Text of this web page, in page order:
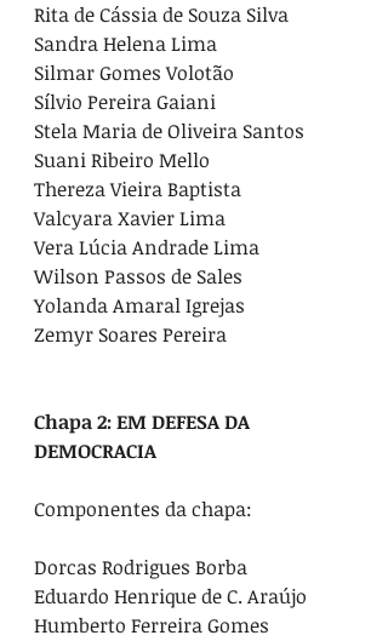
Rita de Cássia de Souza Silva
Sandra Helena Lima
Silmar Gomes Volotão
Sílvio Pereira Gaiani
Stela Maria de Oliveira Santos
Suani Ribeiro Mello
Thereza Vieira Baptista
Valcyara Xavier Lima
Vera Lúcia Andrade Lima
Wilson Passos de Sales
Yolanda Amaral Igrejas
Zemyr Soares Pereira
Chapa 2: EM DEFESA DA
DEMOCRACIA
Componentes da chapa:
Dorcas Rodrigues Borba
Eduardo Henrique de C. Araújo
Humberto Ferreira Gomes